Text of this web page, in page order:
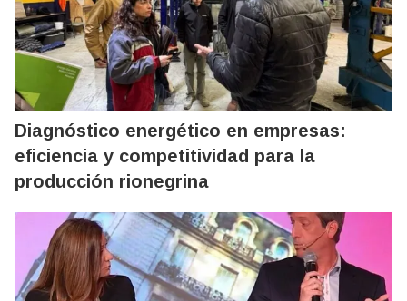
Diagnóstico energético en empresas:
eficiencia y competitividad para la
producción rionegrina